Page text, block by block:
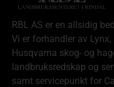
RBL AS er en allsidig
Vi er forhandler av Lynx,
Husqvarna skog- og
landbruksredskap og
samt servicepunkt for